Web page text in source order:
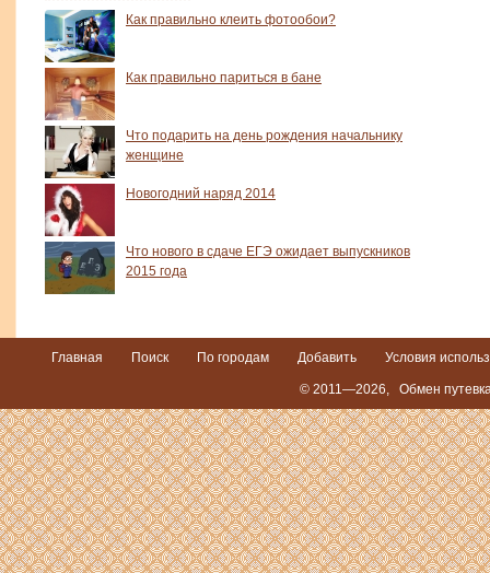
Как правильно клеить фотообои?
Как правильно париться в бане
Что подарить на день рождения начальнику
женщине
Новогодний наряд 2014
Что нового в сдаче ЕГЭ ожидает выпускников
2015 года
Главная Поиск По городам Добавить Условия
© 2011—2026, Обмен